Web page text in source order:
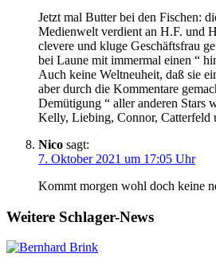
Jetzt mal Butter bei den Fischen:
Medienwelt verdient an H.F. und
clevere und kluge Geschäftsfrau
bei Laune mit immermal einen “
Auch keine Weltneuheit, daß sie
aber durch die Kommentare
Demütigung “ aller anderen Stars
Kelly, Liebing, Connor, Catterfeld
Nico sagt:
7. Oktober 2021 um 17:05 Uhr
Kommt morgen wohl doch keine
Weitere Schlager-News